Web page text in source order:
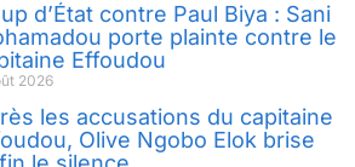
d’État contre Paul Biya : Sani
porte plainte contre le
Effoudou
2026
les accusations du capitaine
Olive Ngobo Elok brise